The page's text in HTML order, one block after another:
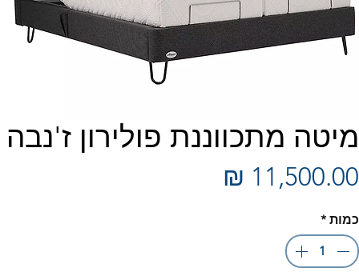
מיטה מתכווננת פולירון ז'נבה
כמות *